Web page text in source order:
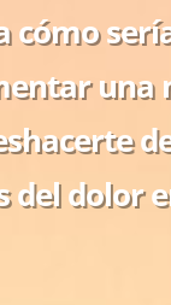
cómo
una
del dolor